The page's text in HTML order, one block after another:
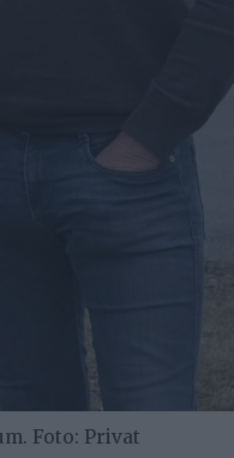
Foto: Privat